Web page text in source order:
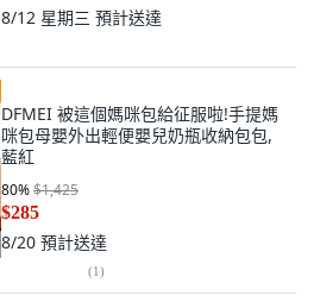
8/12 星期三 預計送達
DFMEI 被這個媽咪包給征服啦!手提媽
咪包母嬰外出輕便嬰兒奶瓶收納包包,
藍紅
80%$1,425
$285
8/20 預計送達
(1)